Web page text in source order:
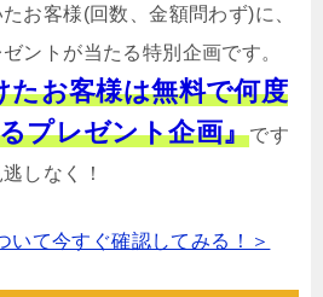
お客様(回数、金額問わず)に、
ントが当たる特別企画です。
たお客様は無料で何度
プレゼント企画』です
しなく！
いて今すぐ確認してみる！＞